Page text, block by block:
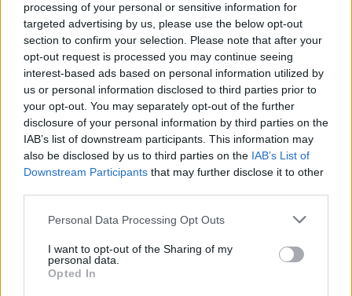
processing of your personal or sensitive information for
targeted advertising by us, please use the below opt-out
section to confirm your selection. Please note that after your
opt-out request is processed you may continue seeing
interest-based ads based on personal information utilized by
us or personal information disclosed to third parties prior to
your opt-out. You may separately opt-out of the further
disclosure of your personal information by third parties on the
IAB’s list of downstream participants. This information may
also be disclosed by us to third parties on the IAB’s List of
Downstream Participants that may further disclose it to other
Personal Data Processing Opt Outs
I want to opt-out of the Sharing of my
personal data.
Opted In